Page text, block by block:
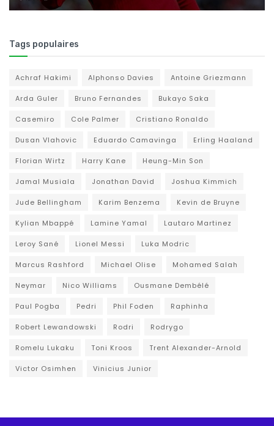
Tags populaires
Achraf Hakimi Alphonso Davies Antoine Griezmann
Arda Guler Bruno Fernandes Bukayo Saka
Casemiro Cole Palmer Cristiano Ronaldo
Dusan Vlahovic Eduardo Camavinga Erling Haaland
Florian Wirtz Harry Kane Heung-Min Son
Jamal Musiala Jonathan David Joshua Kimmich
Jude Bellingham Karim Benzema Kevin de Bruyne
Kylian Mbappé Lamine Yamal Lautaro Martinez
Leroy Sané Lionel Messi Luka Modric
Marcus Rashford Michael Olise Mohamed Salah
Neymar Nico Williams Ousmane Dembélé
Paul Pogba Pedri Phil Foden Raphinha
Robert Lewandowski Rodri Rodrygo
Romelu Lukaku Toni Kroos Trent Alexander-Arnold
Victor Osimhen Vinicius Junior